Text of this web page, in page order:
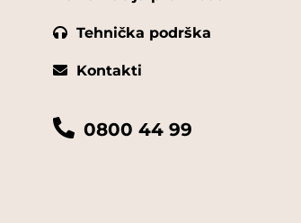
Tehnička podrška
Kontakti
0800 44 99